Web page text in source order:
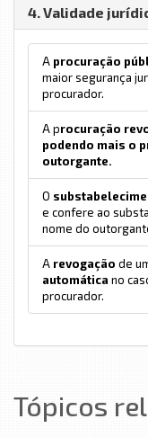
4. Validade
A procuração
maior segurança
procurador.
A procuração
podendo mais o
outorgante.
O
e confere ao
nome do
A revogação de
automática no
procurador.
Tópicos